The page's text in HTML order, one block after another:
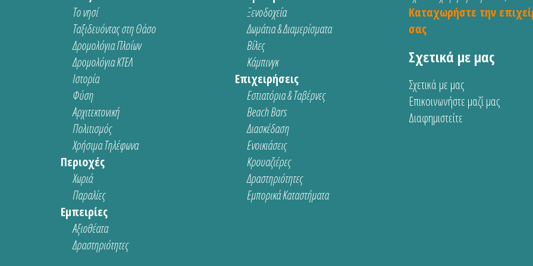
Το νησί
Ταξιδευόντας στη Θάσο
Δρομολόγια Πλοίων
Δρομολόγια ΚΤΕΛ
Ιστορία
Φύση
Αρχιτεκτονική
Πολιτισμός
Χρήσιμα Τηλέφωνα
Περιοχές
Χωριά
Παραλίες
Εμπειρίες
Αξιοθέατα
Δραστηριότητες
Ξενοδοχεία
Δωμάτια & Διαμερίσματα
Βίλες
Κάμπινγκ
Επιχειρήσεις
Εστιατόρια & Ταβέρνες
Beach Bars
Διασκέδαση
Ενοικιάσεις
Κρουαζιέρες
Δραστηριότητες
Εμπορικά Καταστήματα
Καταχωρήστε την
σας
Σχετικά με μας
Σχετικά με μας
Επικοινωνήστε μαζί μας
Διαφημιστείτε